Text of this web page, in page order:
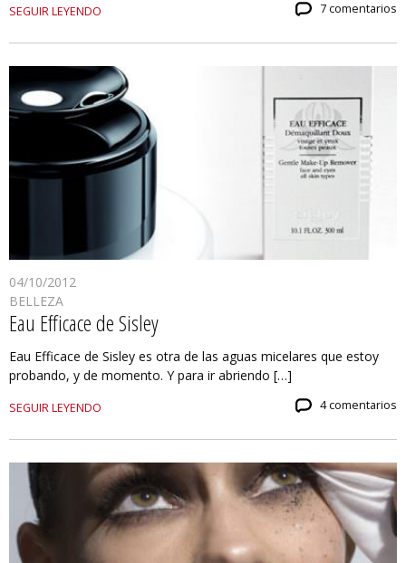
SEGUIR LEYENDO 7 comentarios
04/10/2012
BELLEZA
Eau Efficace de Sisley
Eau Efficace de Sisley es otra de las aguas micelares que estoy
probando, y de momento. Y para ir abriendo […]
SEGUIR LEYENDO 4 comentarios